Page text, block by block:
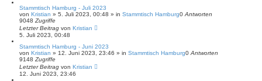
Stammtisch Hamburg - Juli 2023
von Kristian » 5. Juli 2023, 00:48 » in Stammtisch Hamburg0 Antworten
9048 Zugriffe
Letzter Beitrag von Kristian
5. Juli 2023, 00:48
Stammtisch Hamburg - Juni 2023
von Kristian » 12. Juni 2023, 23:46 » in Stammtisch Hamburg0 Antworten
9148 Zugriffe
Letzter Beitrag von Kristian
12. Juni 2023, 23:46